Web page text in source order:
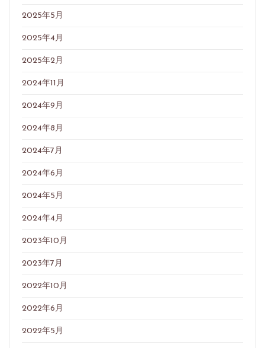
2025年5月
2025年4月
2025年2月
2024年11月
2024年9月
2024年8月
2024年7月
2024年6月
2024年5月
2024年4月
2023年10月
2023年7月
2022年10月
2022年6月
2022年5月